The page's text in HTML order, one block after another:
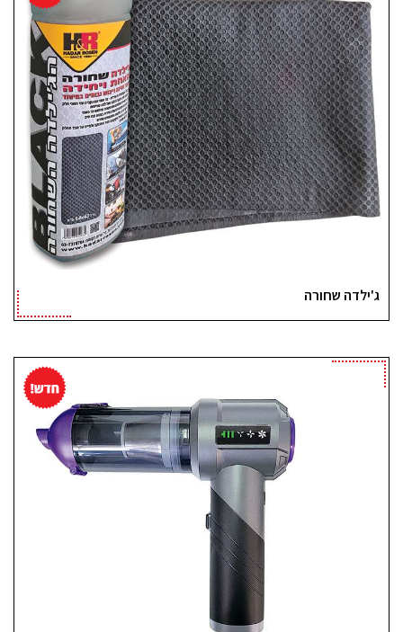
ג'ילדה שחורה